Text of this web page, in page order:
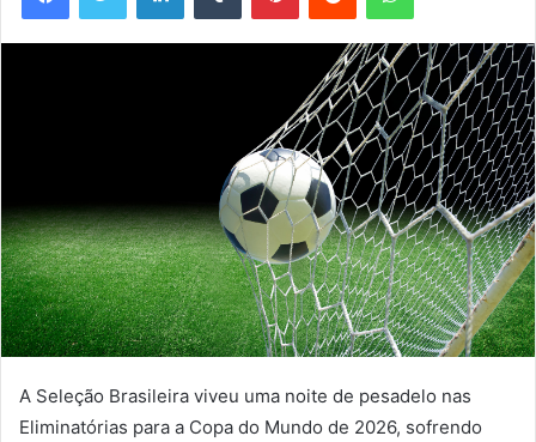
A Seleção Brasileira viveu uma noite de pesadelo nas
Eliminatórias para a Copa do Mundo de 2026, sofrendo